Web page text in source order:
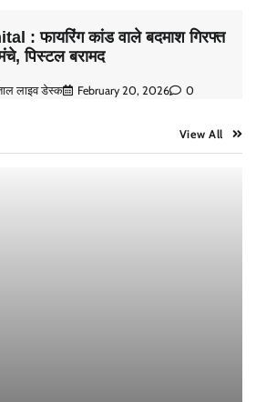
: फायरिंग कांड वाले बदमाश गिरफ्त
पिस्टल बरामद
लाइव डेस्क February 20, 2026 0
View All